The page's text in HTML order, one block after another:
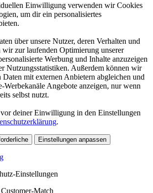
Einwilligung verwenden wir Cookies
um dir ein personalisiertes
über unsere Nutzer, deren Verhalten und
wir zur laufenden Optimierung unserer
Werbung und Inhalte anzuzeigen
Nutzungsstatistiken. Außerdem können wir
Daten mit externen Anbietern abgleichen und
Werbekanäle Angebote anzeigen, nur wenn
selbst nutzt.
deiner Einwilligung in den Einstellungen
.
Einstellungen anpassen
Einstellungen
Match